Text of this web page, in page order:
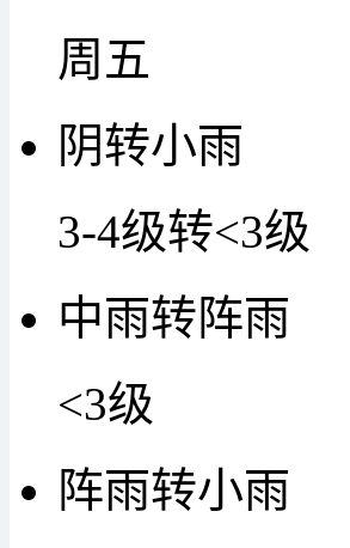
周五
阴转小雨
3-4级转<3级
中雨转阵雨
<3级
阵雨转小雨